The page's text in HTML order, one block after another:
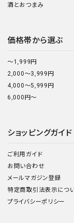
酒とおつまみ
価格帯から選ぶ
～1,999円
2,000～3,999円
4,000～5,999円
6,000円～
ショッピングガイド
ご利用ガイド
お問い合わせ
メールマガジン登録
特定商取引法表示につ
プライバシーポリシー